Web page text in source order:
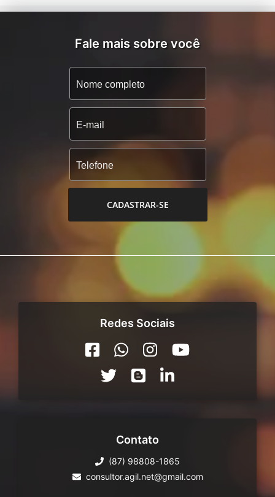
Fale mais sobre você
CADASTRAR-SE
Redes Sociais
Contato
(87) 98808-1865
consultor.agil.net@gmail.com